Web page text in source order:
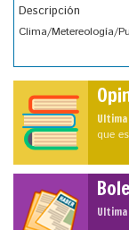
Descripción
Clima/Metereología/
que